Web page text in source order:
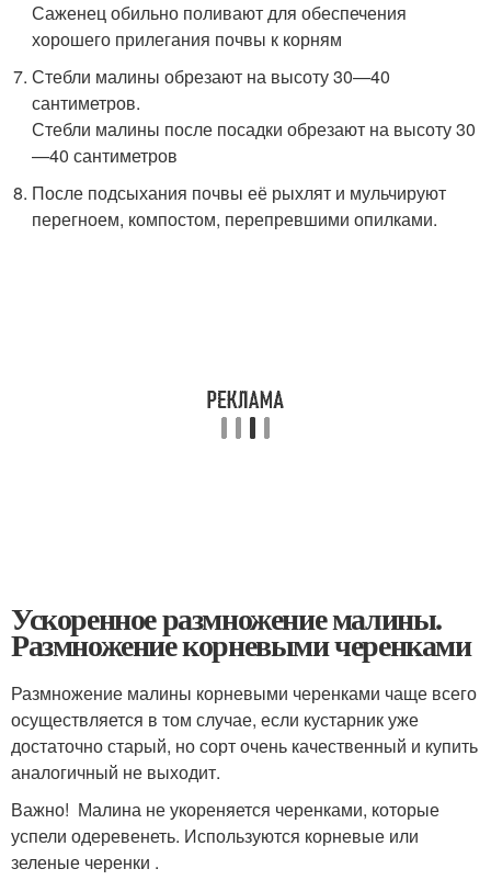
Саженец обильно поливают для обеспечения
хорошего прилегания почвы к корням
Стебли малины обрезают на высоту 30—40
сантиметров.
Стебли малины после посадки обрезают на высоту 30
—40 сантиметров
После подсыхания почвы её рыхлят и мульчируют
перегноем, компостом, перепревшими опилками.
Ускоренное размножение малины.
Размножение корневыми черенками
Размножение малины корневыми черенками чаще всего
осуществляется в том случае, если кустарник уже
достаточно старый, но сорт очень качественный и купить
аналогичный не выходит.
Важно! Малина не укореняется черенками, которые
успели одеревенеть. Используются корневые или
зеленые черенки .